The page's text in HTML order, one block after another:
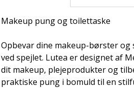
Makeup pung og toilettaske
Opbevar dine makeup-børster
ved spejlet. Lutea er designet af
dit makeup, plejeprodukter og
praktiske pung i bomuld til en